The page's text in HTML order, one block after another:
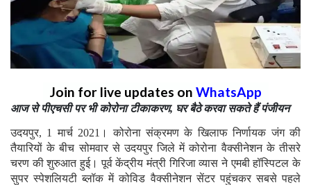
Join for live updates on WhatsApp
आज से पीएचसी पर भी कोरोना टीकाकरण, घर बैठे करवा सकते हैं पंजीयन
उदयपुर, 1 मार्च 2021। कोरोना संक्रमण के खिलाफ निर्णायक जंग की
तैयारियों के बीच सोमवार से उदयपुर जिले में कोरोना वैक्सीनेशन के तीसरे
चरण की शुरुआत हुई। पूर्व केंद्रीय मंत्री गिरिजा व्यास ने एमबी हॉस्पिटल के
सुपर स्पेशलियटी ब्लॉक में कोविड वैक्सीनेशन सेंटर पहुंचकर सबसे पहले